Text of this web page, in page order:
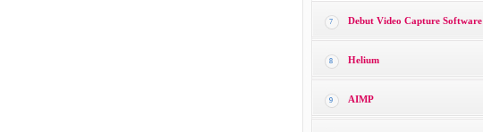
7 Debut Video Capture Software
8 Helium
9 AIMP